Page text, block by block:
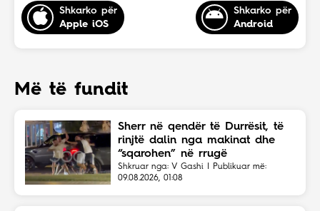
Shkarko për
Apple iOS
Shkarko për
Android
Më të fundit
Sherr në qendër të Durrësit, të
rinjtë dalin nga makinat dhe
“sqarohen” në rrugë
Shkruar nga: V Gashi | Publikuar më:
09.08.2026, 01:08